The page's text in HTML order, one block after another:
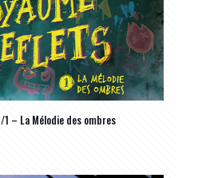
– La Mélodie des ombres